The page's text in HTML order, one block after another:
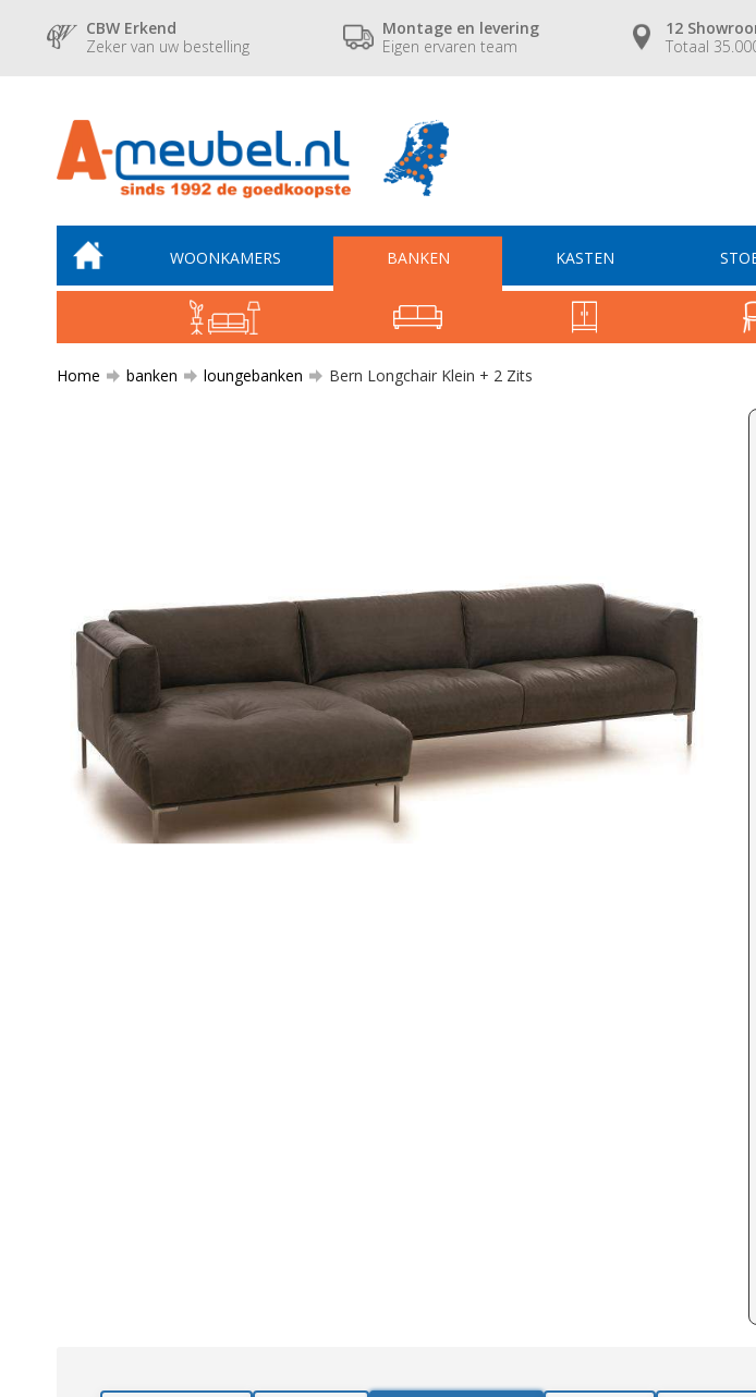
CBW Erkend
Zeker van uw bestelling
Montage en levering
Eigen ervaren team
12
Totaal
WOONKAMERS BANKEN KASTEN
Home banken loungebanken Bern Longchair Klein + 2 Zits